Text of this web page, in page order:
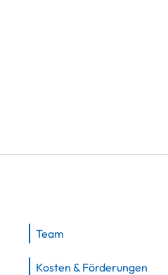
Team
Kosten & Förderungen